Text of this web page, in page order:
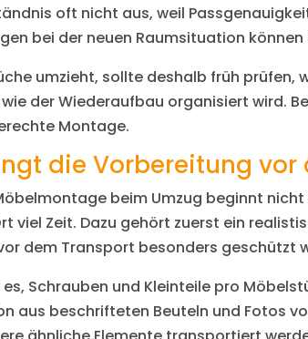
oft nicht aus, weil
bei der neuen Raumsituation
umzieht, sollte deshalb früh prüfen,
der Wiederaufbau organisiert wird.
Montage.
die Vorbereitung vor
beim Umzug beginnt
viel Zeit. Dazu gehört zuerst ein
dem Transport besonders geschützt
Schrauben und Kleinteile pro
aus beschrifteten Beuteln und Fotos